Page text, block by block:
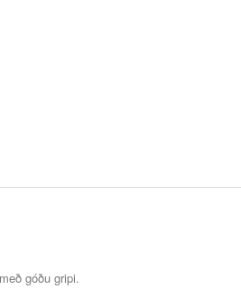
góðu gripi.